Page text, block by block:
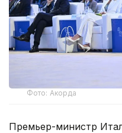
Фото: Акорда
Премьер-министр